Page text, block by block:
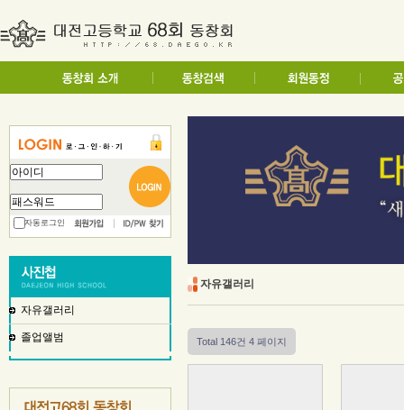
자동로그인
자유갤러리
졸업앨범
자유갤러리
Total 146건 4 페이지